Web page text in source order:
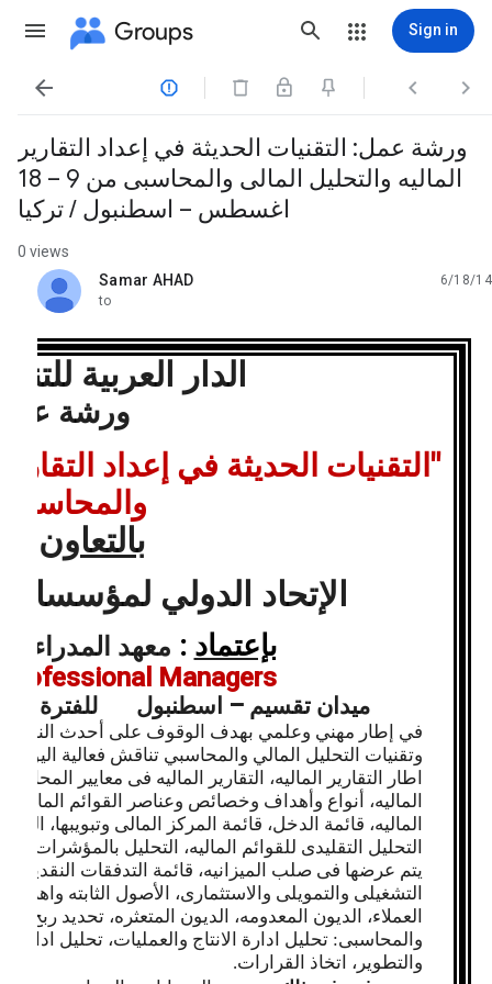
Groups Sign in
   
ورشة عمل: التقنيات الحديثة في إعداد التقارير
الماليه والتحليل المالى والمحاسبى من 9 – 18
اغسطس – اسطنبول / تركيا
0 views
Samar AHAD
unread,
6/18/14
to
الدار العربية
ورشة
"التقنيات الحديثة في إعداد
والمحاسبى
بالتعاون
الإتحاد الدولي لمؤسسات
بإعتماد : معهد المدراء
Managers
ميدان تقسيم – اسطنبولللفترة من 9 - 18
في إطار مهني وعلمي بهدف الوقوف على أحدث النظم
وتقنيات التحليل المالي والمحاسبي تناقش فعالية اليوم
اطار التقارير الماليه، التقارير الماليه فى معايير
الماليه، أنواع وأهداف وخصائص وعناصر القوائم الماليه،
الماليه، قائمة الدخل، قائمة المركز المالى وتبويبها،
التحليل التقليدى للقوائم الماليه، التحليل بالمؤشرات
يتم عرضها فى صلب الميزانيه، قائمة التدفقات النقديه،
التشغيلى والتمويلى والاستثمارى، الأصول الثابته
العملاء، الديون المعدومه، الديون المتعثره، تحديد ربح
والمحاسبى: تحليل ادارة الانتاج والعمليات، تحليل ادارة
والتطوير، اتخاذ القرارات.